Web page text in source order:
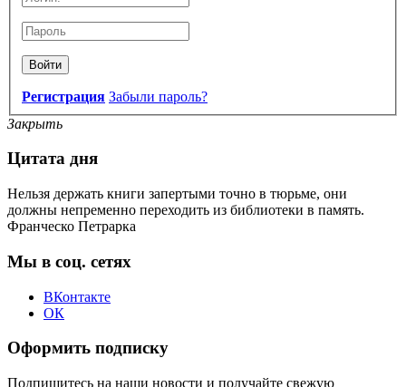
Войти
Регистрация Забыли пароль?
Закрыть
Цитата дня
Нельзя держать книги запертыми точно в тюрьме, они
должны непременно переходить из библиотеки в память.
Франческо Петрарка
Мы в соц. сетях
ВКонтакте
ОК
Оформить подписку
Подпишитесь на наши новости и получайте свежую